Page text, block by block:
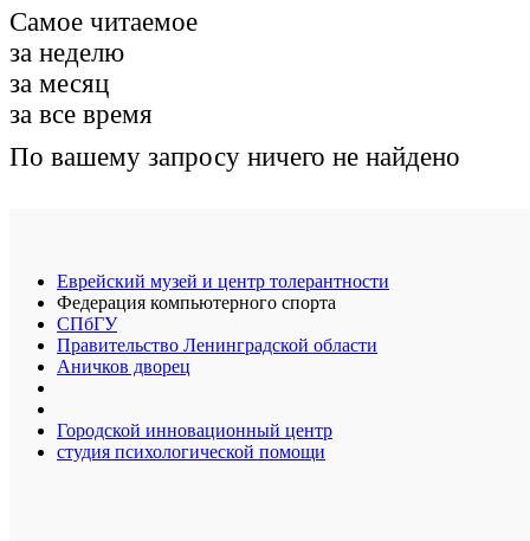
Самое читаемое
за неделю
за месяц
за все время
По вашему запросу ничего не найдено
Еврейский музей и центр толерантности
Федерация компьютерного спорта
СПбГУ
Правительство Ленинградской области
Аничков дворец
Городской инновационный центр
студия психологической помощи